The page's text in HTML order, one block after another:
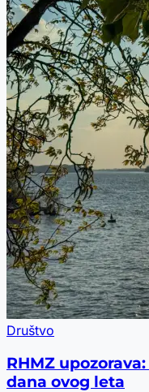
Društvo
RHMZ
dana ovog leta